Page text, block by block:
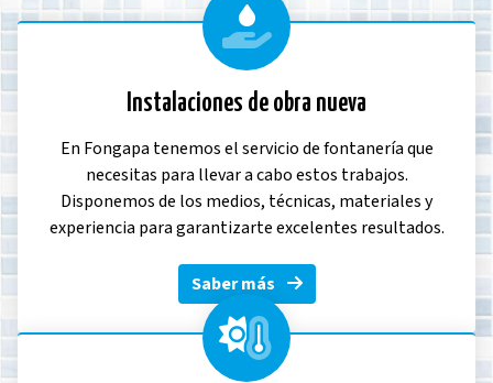
Instalaciones de obra nueva
En Fongapa tenemos el servicio de fontanería que
necesitas para llevar a cabo estos trabajos.
Disponemos de los medios, técnicas, materiales y
experiencia para garantizarte excelentes resultados.
Saber más